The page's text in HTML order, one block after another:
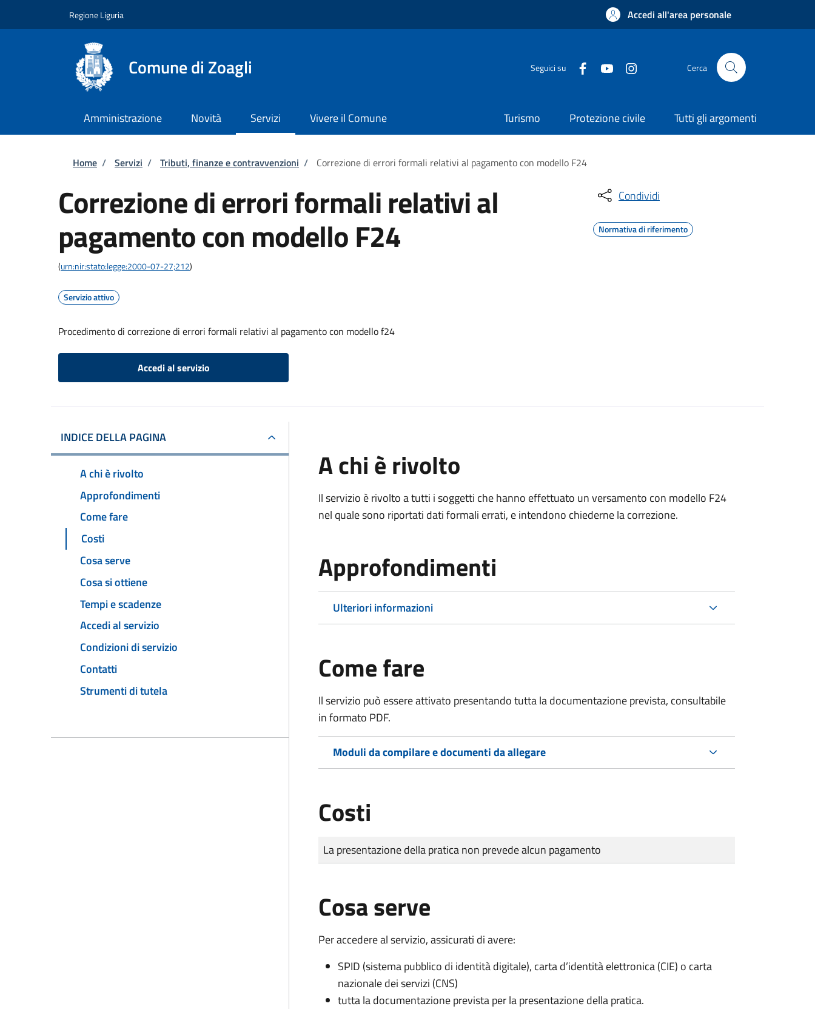
Regione Liguria Accedi all'area personale
Comune di Zoagli Seguici su Cerca
Amministrazione Novità Servizi Vivere il Comune Turismo Protezione civile Tutti gli argomenti
Briciole di pane
Home / Servizi / Tributi, finanze e contravvenzioni / Correzione di errori formali relativi al pagamento con modello F24
Correzione di errori formali relativi al
pagamento con modello F24
(urn:nir:stato:legge:2000-07-27;212)
Servizio attivo
Procedimento di correzione di errori formali relativi al pagamento con modello f24
Accedi al servizio
Condividi
Normativa di riferimento
INDICE DELLA PAGINA
A chi è rivolto
Approfondimenti
Come fare
Costi
Cosa serve
Cosa si ottiene
Tempi e scadenze
Accedi al servizio
Condizioni di servizio
Contatti
Strumenti di tutela
A chi è rivolto
Il servizio è rivolto a tutti i soggetti che hanno effettuato un versamento con modello F24
nel quale sono riportati dati formali errati, e intendono chiederne la correzione.
Approfondimenti
Ulteriori informazioni
Come fare
Il servizio può essere attivato presentando tutta la documentazione prevista, consultabile
in formato PDF.
Moduli da compilare e documenti da allegare
Costi
Tipo di pagamento
Importo
La presentazione della pratica non prevede alcun pagamento
Cosa serve
Per accedere al servizio, assicurati di avere:
SPID (sistema pubblico di identità digitale), carta d’identità elettronica (CIE) o carta
nazionale dei servizi (CNS)
tutta la documentazione prevista per la presentazione della pratica.